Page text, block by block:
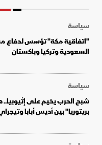
سياسة
"اتفاقية مكة" تؤسس لدفاع
السعودية وتركيا وباكستان
سياسة
شبح الحرب يخيم على إثيوبيا..
بريتوريا" بين أديس أبابا